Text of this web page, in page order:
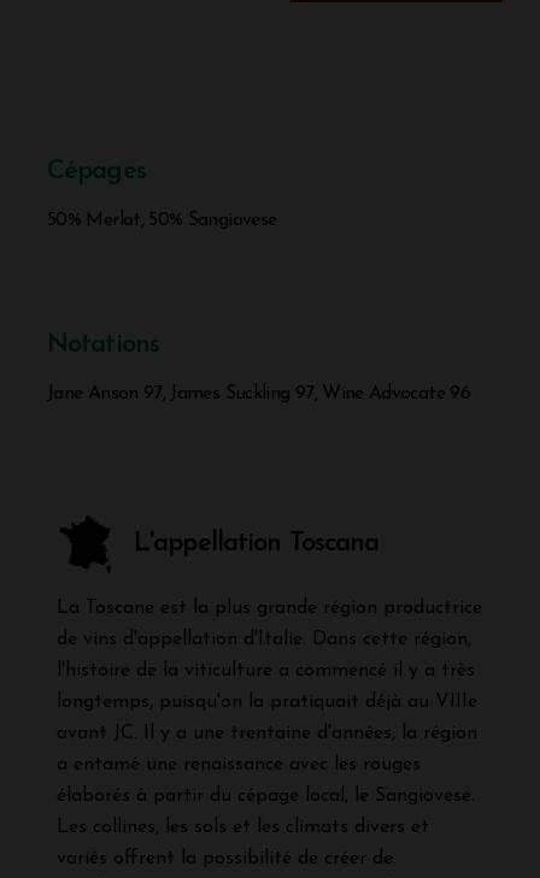
Cépages
50% Merlot, 50% Sangiovese
Notations
Jane Anson 97, James Suckling 97, Wine Advocate 96
L'appellation Toscana
La Toscane est la plus grande région productrice
de vins d'appellation d'Italie. Dans cette région,
l'histoire de la viticulture a commencé il y a très
longtemps, puisqu'on la pratiquait déjà au VIIIe
avant JC. Il y a une trentaine d'années, la région
a entamé une renaissance avec les rouges
élaborés à partir du cépage local, le Sangiovese.
Les collines, les sols et les climats divers et
variés offrent la possibilité de créer de